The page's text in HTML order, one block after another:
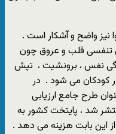
نیز واضح و آشکار است .
تنفسی قلب و عروق چون
نفس ، برونشیت ، تپش
می شود . در
تحت عنوان طرح جامع ارزیابی
شد ، پایتخت کشور به